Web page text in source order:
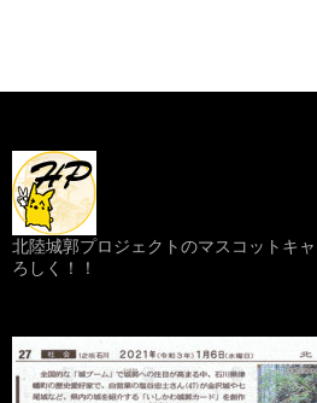
北陸城郭プロジェクトのマスコットキ
ろしく！！